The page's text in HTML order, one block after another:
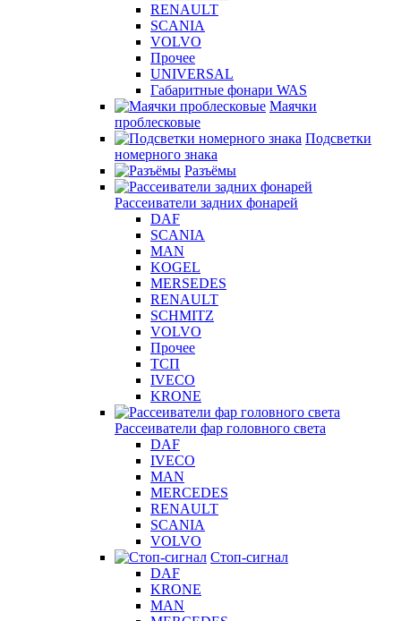
RENAULT
SCANIA
VOLVO
Прочее
UNIVERSAL
Габаритные фонари WAS
Маячки
проблесковые
Подсветки
номерного знака
Разъёмы
Рассеиватели задних фонарей
DAF
SCANIA
MAN
KOGEL
MERSEDES
RENAULT
SCHMITZ
VOLVO
Прочее
ТСП
IVECO
KRONE
Рассеиватели фар головного света
DAF
IVECO
MAN
MERCEDES
RENAULT
SCANIA
VOLVO
Стоп-сигнал
DAF
KRONE
MAN